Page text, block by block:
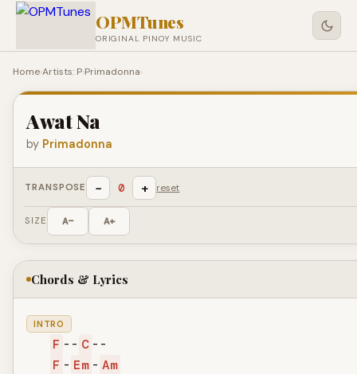
OPMTunes
ORIGINAL PINOY MUSIC
Home›Artists: P›Primadonna›
Awat Na
by Primadonna
TRANSPOSE − 0 + reset
SIZE A− A+
Chords & Lyrics
INTRO
F -- C --
F - Em - Am